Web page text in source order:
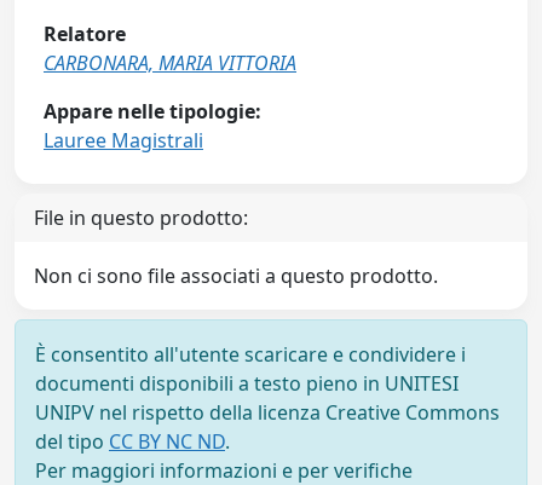
Relatore
CARBONARA, MARIA VITTORIA
Appare nelle tipologie:
Lauree Magistrali
File in questo prodotto:
Non ci sono file associati a questo prodotto.
È consentito all'utente scaricare e condividere i
documenti disponibili a testo pieno in UNITESI
UNIPV nel rispetto della licenza Creative Commons
del tipo CC BY NC ND.
Per maggiori informazioni e per verifiche